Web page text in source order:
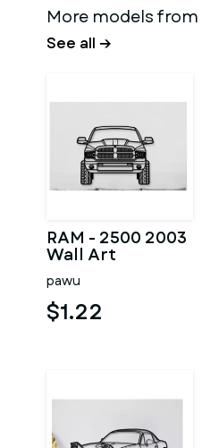
More models from
See all →
RAM - 2500 2003
Wall Art
pawu
$1.22